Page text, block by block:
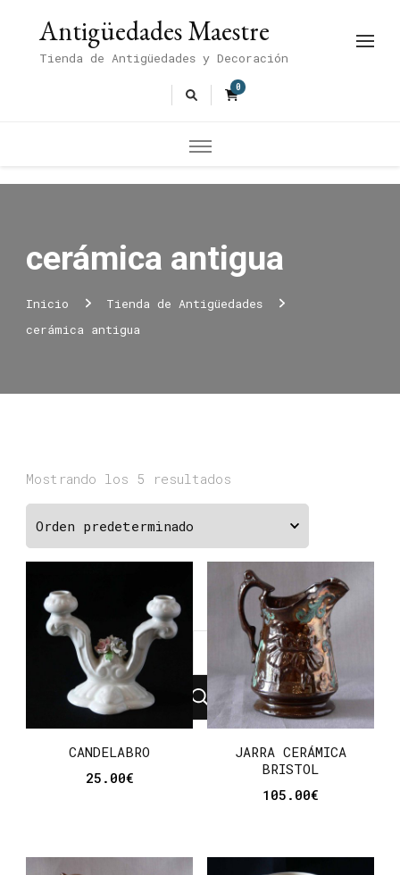
Antigüedades Maestre
Tienda de Antigüedades y Decoración
0
cerámica antigua
Inicio
Tienda de Antigüedades
cerámica antigua
Mostrando los 5 resultados
CANDELABRO
25.00€
JARRA CERÁMICA
BRISTOL
105.00€
¿Buscas